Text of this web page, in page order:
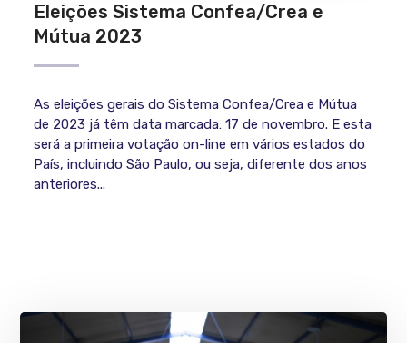
Eleições Sistema Confea/Crea e
Mútua 2023
As eleições gerais do Sistema Confea/Crea e Mútua
de 2023 já têm data marcada: 17 de novembro. E esta
será a primeira votação on-line em vários estados do
País, incluindo São Paulo, ou seja, diferente dos anos
anteriores...